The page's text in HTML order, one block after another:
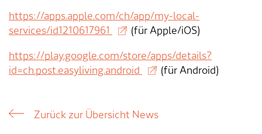
https://apps.apple.com/ch/app/my-local-
services/id1210617961
(für Apple/iOS)
https://play.google.com/store/apps/details?
id=ch.post.easyliving.android
(für Android)
Zurück zur Übersicht News